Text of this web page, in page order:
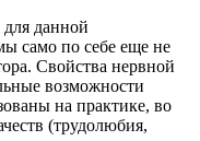
данной
само по себе еще не
Свойства нервной
возможности
на практике, во
(трудолюбия,